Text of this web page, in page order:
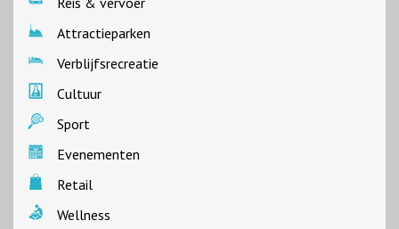
Attractieparken
Verblijfsrecreatie
Cultuur
Sport
Evenementen
Retail
Wellness